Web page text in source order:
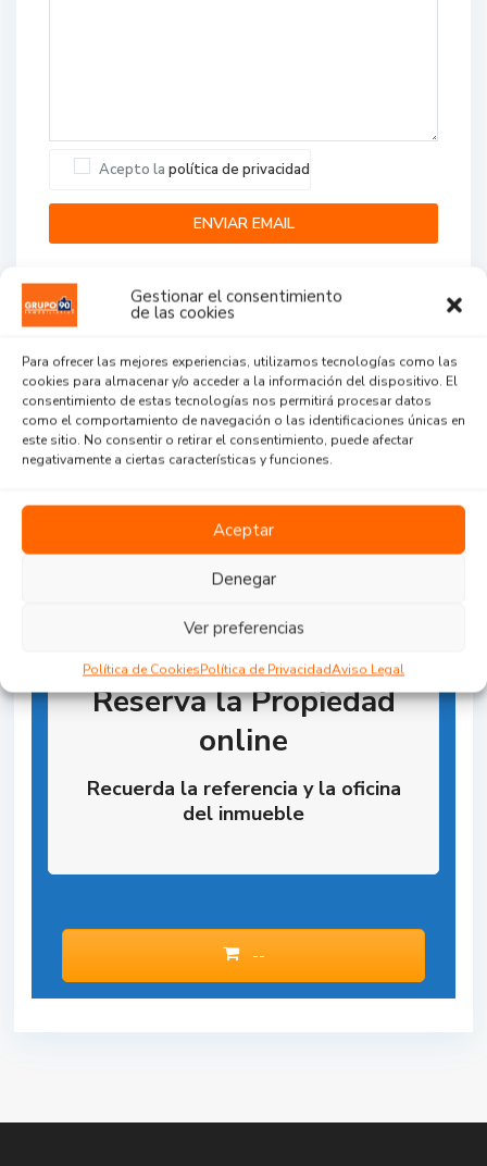
Gestionar el consentimiento
de las cookies
Para ofrecer las mejores experiencias, utilizamos tecnologías como las
cookies para almacenar y/o acceder a la información del dispositivo. El
consentimiento de estas tecnologías nos permitirá procesar datos
como el comportamiento de navegación o las identificaciones únicas en
este sitio. No consentir o retirar el consentimiento, puede afectar
negativamente a ciertas características y funciones.
Aceptar
Denegar
Ver preferencias
Política de CookiesPolítica de PrivacidadAviso Legal
Acepto la política de privacidad
Agent Reviews
...
Reserva la Propiedad
online
Recuerda la referencia y la oficina
del inmueble
--